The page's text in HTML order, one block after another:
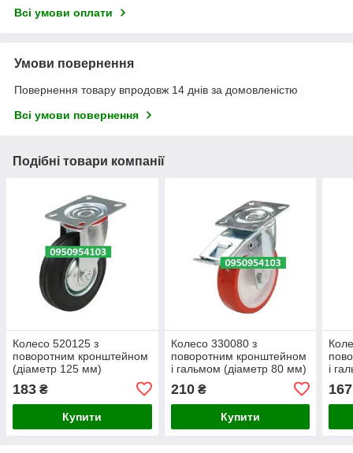
Всі умови оплати
Умови повернення
Повернення товару впродовж 14 днів за домовленістю
Всі умови повернення
Подібні товари компанії
Колесо 520125 з
поворотним кронштейном
(діаметр 125 мм)
183 ₴
Купити
Колесо 330080 з
поворотним кронштейном
і гальмом (діаметр 80 мм)
210₴
Купити
і
167